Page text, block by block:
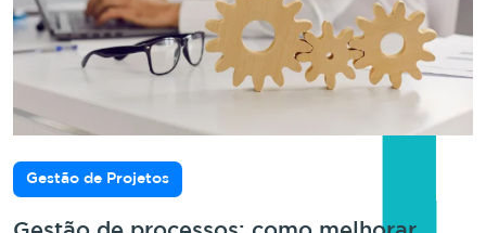
Gestão de Projetos